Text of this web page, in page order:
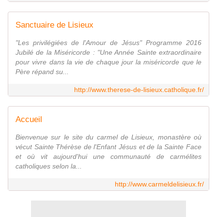
Sanctuaire de Lisieux
"Les privilégiées de l'Amour de Jésus" Programme 2016
Jubilé de la Miséricorde : "Une Année Sainte extraordinaire
pour vivre dans la vie de chaque jour la miséricorde que le
Père répand su...
http://www.therese-de-lisieux.catholique.fr/
Accueil
Bienvenue sur le site du carmel de Lisieux, monastère où
vécut Sainte Thérèse de l'Enfant Jésus et de la Sainte Face
et où vit aujourd'hui une communauté de carmélites
catholiques selon la...
http://www.carmeldelisieux.fr/